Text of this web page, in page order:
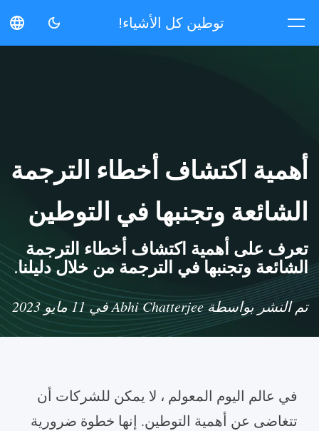
توطين كل الأشياء!
أهمية اكتشاف أخطاء الترجمة
الشائعة وتجنبها في التوطين
تعرف على أهمية اكتشاف أخطاء الترجمة
الشائعة وتجنبها في الترجمة من خلال دليلنا.
تم النشر بواسطة Abhi Chatterjee في 11 مايو 2023
في عالم اليوم المعولم ، لا يمكن للشركات أن
تتغاضى عن أهمية التوطين. إنها خطوة ضرورية